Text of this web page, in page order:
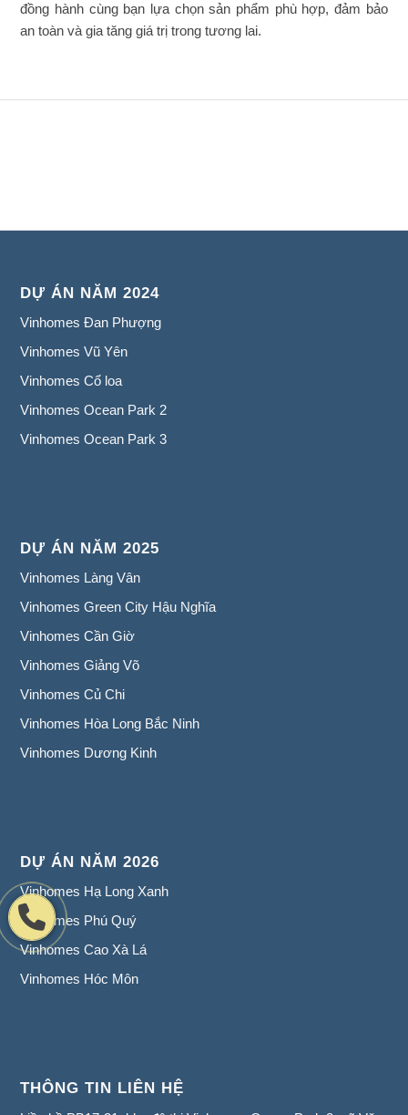
đồng hành cùng bạn lựa chọn sản phẩm phù hợp, đảm bảo
an toàn và gia tăng giá trị trong tương lai.
DỰ ÁN NĂM 2024
Vinhomes Đan Phượng
Vinhomes Vũ Yên
Vinhomes Cổ loa
Vinhomes Ocean Park 2
Vinhomes Ocean Park 3
DỰ ÁN NĂM 2025
Vinhomes Làng Vân
Vinhomes Green City Hậu Nghĩa
Vinhomes Cần Giờ
Vinhomes Giảng Võ
Vinhomes Củ Chi
Vinhomes Hòa Long Bắc Ninh
Vinhomes Dương Kinh
DỰ ÁN NĂM 2026
Vinhomes Hạ Long Xanh
Vinhomes Phú Quý
Vinhomes Cao Xà Lá
Vinhomes Hóc Môn
THÔNG TIN LIÊN HỆ